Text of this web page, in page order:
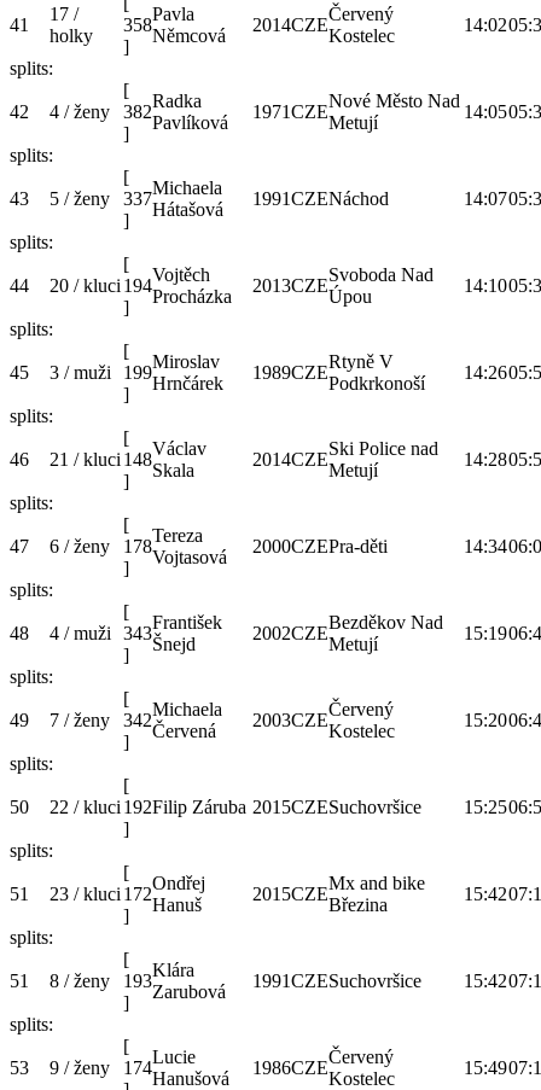
41
17 /
holky
358
]
Pavla
Němcová
2014CZE
Červený
Kostelec
14:02
splits:
42 4 / ženy
[
382
]
Radka
Pavlíková
1971CZE
Nové Město Nad
Metují
14:05
splits:
43 5 / ženy
[
337
]
Michaela
Hátašová
1991CZENáchod 14:07
splits:
44 20 / kluci
[
194
]
Vojtěch
Procházka
2013CZE
Svoboda Nad
Úpou
14:10
splits:
45 3 / muži
[
199
]
Miroslav
Hrnčárek
1989CZE
Rtyně V
Podkrkonoší
14:26
splits:
46 21 / kluci
[
148
]
Václav
Skala
2014CZE
Ski Police nad
Metují
14:28
splits:
47 6 / ženy
[
178
]
Tereza
Vojtasová
2000CZEPra-děti 14:34
splits:
48 4 / muži
[
343
]
František
Šnejd
2002CZE
Bezděkov Nad
Metují
15:19
splits:
49 7 / ženy
[
342
]
Michaela
Červená
2003CZE
Červený
Kostelec
15:20
splits:
50 22 / kluci
[
192
]
Filip Záruba 2015CZESuchovršice 15:25
splits:
51 23 / kluci
[
172
]
Ondřej
Hanuš
2015CZE
Mx and bike
Březina
15:42
splits:
51 8 / ženy
[
193
]
Klára
Zarubová
1991CZESuchovršice 15:42
splits:
53 9 / ženy
[
174
Lucie
Hanušová
1986CZE
Červený
Kostelec
15:49